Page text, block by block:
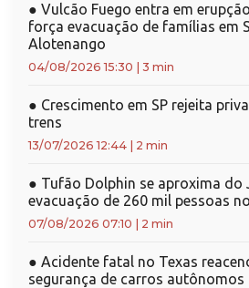
● Vulcão Fuego entra em
força evacuação de famílias em
Alotenango
04/08/2026 15:30 3 min
● Crescimento em SP rejeita
trens
13/07/2026 12:44 2 min
● Tufão Dolphin se aproxima do
evacuação de 260 mil pessoas
07/08/2026 07:10 2 min
● Acidente fatal no Texas
segurança de carros autônomos